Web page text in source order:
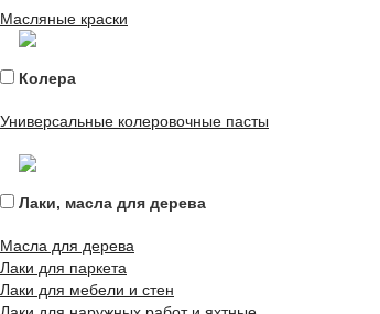
Масляные краски
Колера
Универсальные колеровочные пасты
Лаки, масла для дерева
Масла для дерева
Лаки для паркета
Лаки для мебели и стен